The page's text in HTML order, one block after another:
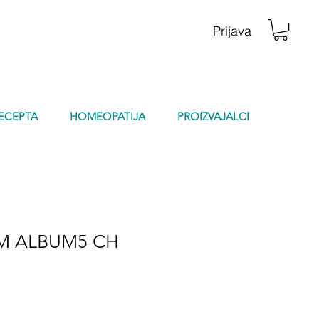
Prijava
HOMEOPATIJA PROIZVAJALCI
ALBUM5 CH